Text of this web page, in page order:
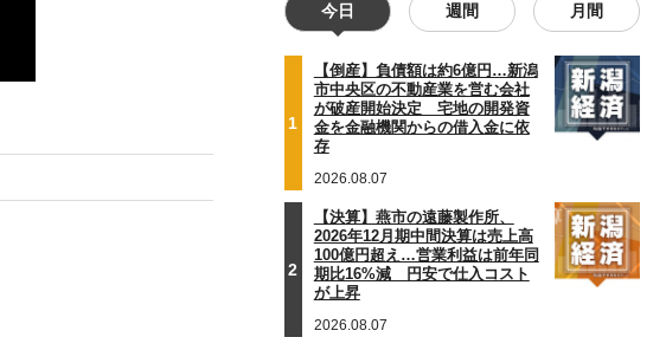
今日 週間 月間
1
【倒産】負債額は約6億円…新潟
市中央区の不動産業を営む会社
が破産開始決定 宅地の開発資
金を金融機関からの借入金に依
存
2026.08.07
2
【決算】燕市の遠藤製作所、
2026年12月期中間決算は売上高
100億円超え…営業利益は前年同
期比16%減 円安で仕入コスト
が上昇
2026.08.07